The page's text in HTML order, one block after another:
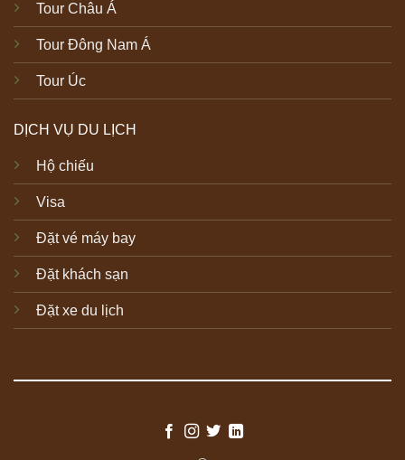
Tour Châu Á
Tour Đông Nam Á
Tour Úc
DỊCH VỤ DU LỊCH
Hộ chiếu
Visa
Đặt vé máy bay
Đặt khách sạn
Đặt xe du lịch